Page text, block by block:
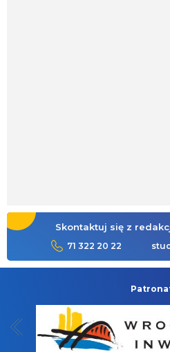
Skontaktuj się z
71 322 20 22